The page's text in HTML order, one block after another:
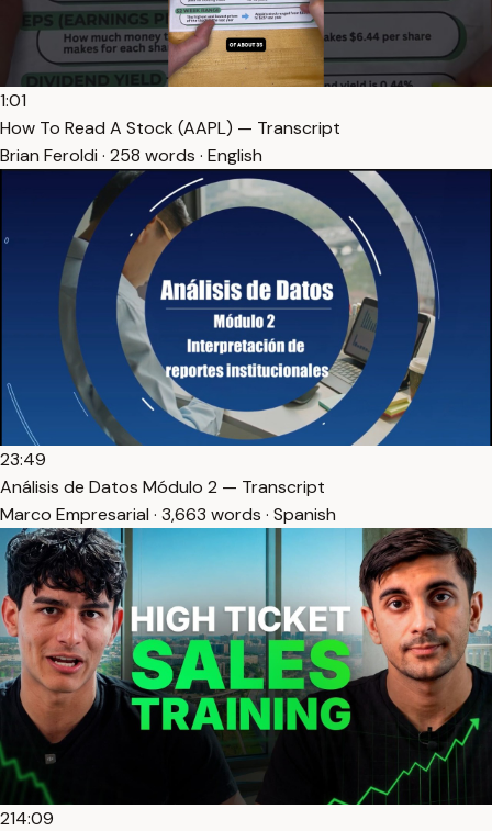
1:01
How To Read A Stock (AAPL) — Transcript
Brian Feroldi · 258 words · English
23:49
Análisis de Datos Módulo 2 — Transcript
Marco Empresarial · 3,663 words · Spanish
214:09